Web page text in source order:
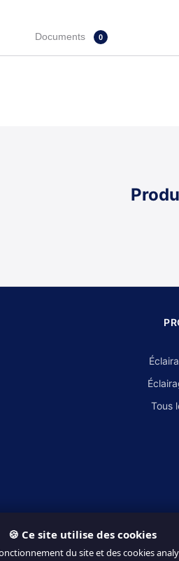
Documents 0
Tous
🍪 Ce site utilise des cookies
du site et des cookies